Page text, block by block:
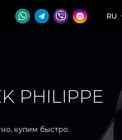
RU
PHILIPPE
купим быстро.